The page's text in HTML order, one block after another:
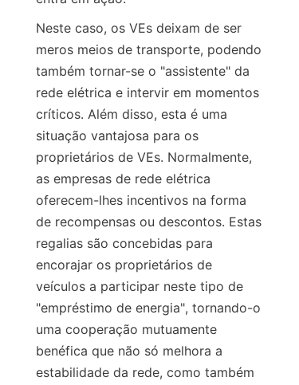
Neste caso, os VEs deixam de ser
meros meios de transporte, podendo
também tornar-se o "assistente" da
rede elétrica e intervir em momentos
críticos. Além disso, esta é uma
situação vantajosa para os
proprietários de VEs. Normalmente,
as empresas de rede elétrica
oferecem-lhes incentivos na forma
de recompensas ou descontos. Estas
regalias são concebidas para
encorajar os proprietários de
veículos a participar neste tipo de
"empréstimo de energia", tornando-o
uma cooperação mutuamente
benéfica que não só melhora a
estabilidade da rede, como também